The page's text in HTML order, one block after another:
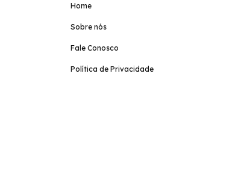
Home
Sobre nós
Fale Conosco
Política de Privacidade